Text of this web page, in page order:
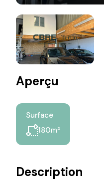
Aperçu
Surface
180m²
Description